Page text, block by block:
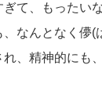
て、もったいな
なんとなく儚(
、精神的にも